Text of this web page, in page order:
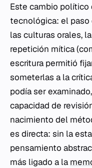
Este cambio
tecnológica: el paso
las culturas orales,
repetición mítica
escritura permitió
someterlas a la
podía ser
capacidad de
nacimiento del
es directa: sin la
pensamiento
más ligado a la